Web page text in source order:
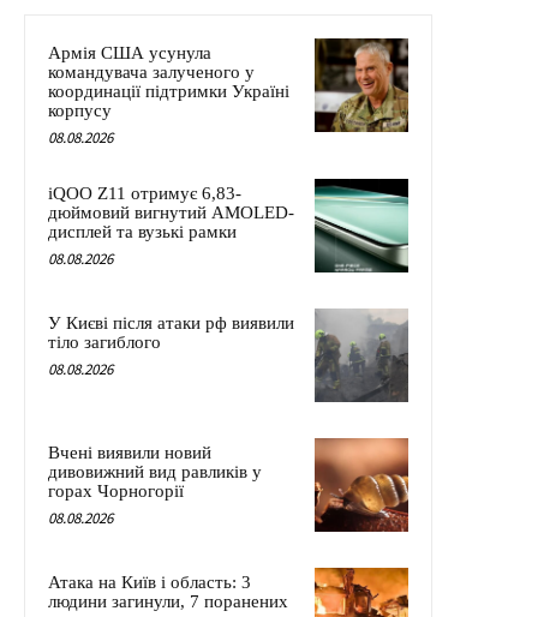
Армія США усунула
командувача залученого у
координації підтримки Україні
корпусу
08.08.2026
iQOO Z11 отримує 6,83-
дюймовий вигнутий AMOLED-
дисплей та вузькі рамки
08.08.2026
У Києві після атаки рф виявили
тіло загиблого
08.08.2026
Вчені виявили новий
дивовижний вид равликів у
горах Чорногорії
08.08.2026
Атака на Київ і область: 3
людини загинули, 7 поранених